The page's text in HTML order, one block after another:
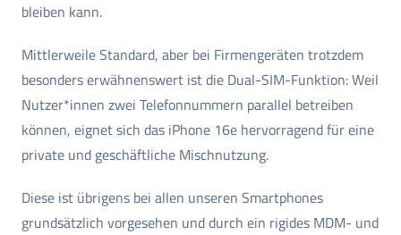
bleiben kann.
Mittlerweile Standard, aber bei Firmengeräten trotzdem
besonders erwähnenswert ist die Dual-SIM-Funktion: Weil
Nutzer*innen zwei Telefonnummern parallel betreiben
können, eignet sich das iPhone 16e hervorragend für eine
private und geschäftliche Mischnutzung.
Diese ist übrigens bei allen unseren Smartphones
grundsätzlich vorgesehen und durch ein rigides MDM- und